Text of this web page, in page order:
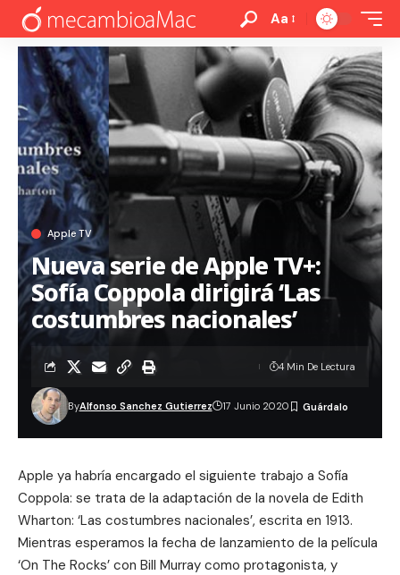
Aa
Apple TV
Nueva serie de Apple TV+:
Sofía Coppola dirigirá ‘Las
costumbres nacionales’
ByAlfonso Sanchez Gutierrez 17 Junio 2020
4 Min De Lectura
Apple ya habría encargado el siguiente trabajo a Sofía
Coppola: se trata de la adaptación de la novela de Edith
Wharton: ‘Las costumbres nacionales’, escrita en 1913.
Mientras esperamos la fecha de lanzamiento de la película
‘On The Rocks’ con Bill Murray como protagonista, y